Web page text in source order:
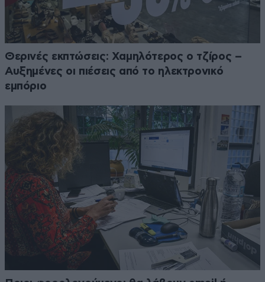
Θερινές εκπτώσεις: Χαμηλότερος ο τζίρος –
Αυξημένες οι πιέσεις από το ηλεκτρονικό
εμπόριο